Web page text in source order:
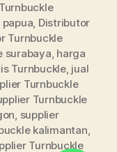
, Distributor
Turnbuckle
surabaya, harga
Turnbuckle, jual
Turnbuckle
Turnbuckle
, supplier
kalimantan,
Turnbuckle